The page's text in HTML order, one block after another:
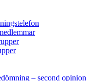
– second opinion